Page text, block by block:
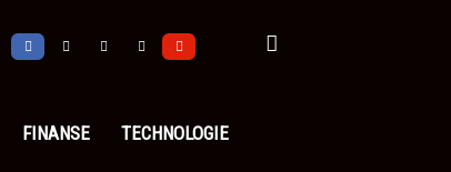
FINANSE TECHNOLOGIE